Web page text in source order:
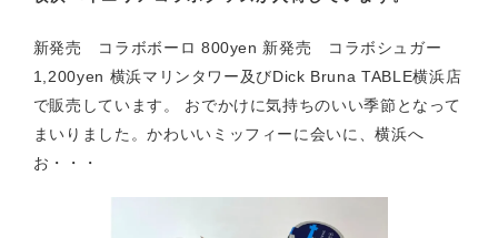
新発売 コラボボーロ 800yen 新発売 コラボシュガー
1,200yen 横浜マリンタワー及びDick Bruna TABLE横浜店
で販売しています。 おでかけに気持ちのいい季節となって
まいりました。かわいいミッフィーに会いに、横浜へ
お・・・